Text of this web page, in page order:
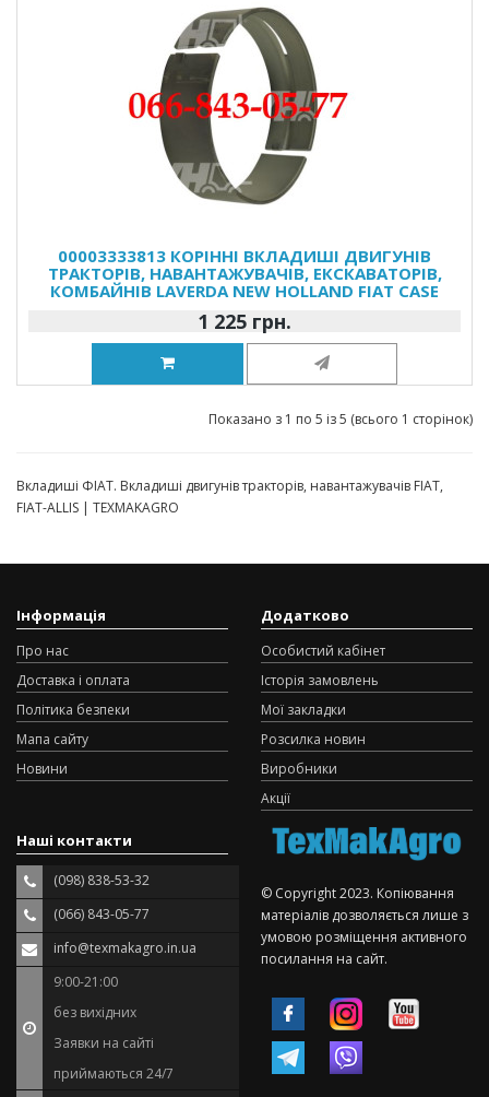
00003333813 КОРІННІ ВКЛАДИШІ ДВИГУНІВ
ТРАКТОРІВ, НАВАНТАЖУВАЧІВ, ЕКСКАВАТОРІВ,
КОМБАЙНІВ LAVERDA NEW HOLLAND FIAT CASE
1 225 грн.
Показано з 1 по 5 із 5 (всього 1 сторінок)
Вкладиші ФІАТ. Вкладиші двигунів тракторів, навантажувачів FIAT,
FIAT-ALLIS | TEXMAKAGRO
Інформація
Про нас
Доставка і оплата
Політика безпеки
Мапа сайту
Новини
Додатково
Особистий кабінет
Історія замовлень
Мої закладки
Розсилка новин
Виробники
Акції
Наші контакти
(098) 838-53-32
(066) 843-05-77
info@texmakagro.in.ua
9:00-21:00
без вихідних
Заявки на сайті
приймаються 24/7
© Copyright 2023. Копіювання
матеріалів дозволяється лише з
умовою розміщення активного
посилання на сайт.